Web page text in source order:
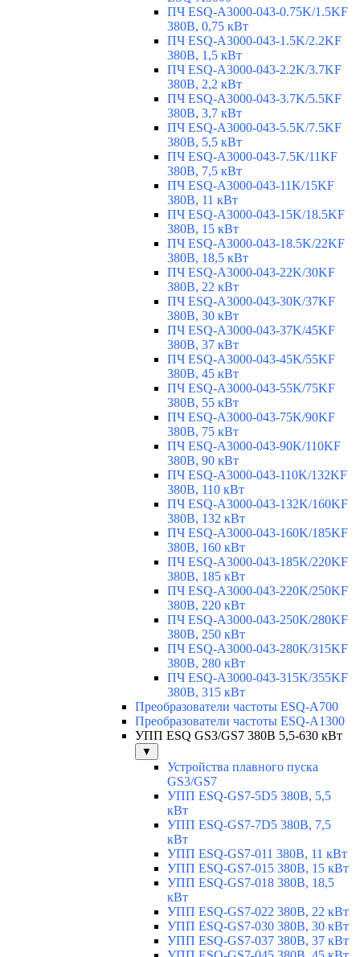
ПЧ ESQ-A3000-043-0.75K/1.5KF
380В, 0,75 кВт
ПЧ ESQ-A3000-043-1.5K/2.2KF
380В, 1,5 кВт
ПЧ ESQ-A3000-043-2.2K/3.7KF
380В, 2,2 кВт
ПЧ ESQ-A3000-043-3.7K/5.5KF
380В, 3,7 кВт
ПЧ ESQ-A3000-043-5.5K/7.5KF
380В, 5,5 кВт
ПЧ ESQ-A3000-043-7.5K/11KF
380В, 7,5 кВт
ПЧ ESQ-A3000-043-11K/15KF
380В, 11 кВт
ПЧ ESQ-A3000-043-15K/18.5KF
380В, 15 кВт
ПЧ ESQ-A3000-043-18.5K/22KF
380В, 18,5 кВт
ПЧ ESQ-A3000-043-22K/30KF
380В, 22 кВт
ПЧ ESQ-A3000-043-30K/37KF
380В, 30 кВт
ПЧ ESQ-A3000-043-37K/45KF
380В, 37 кВт
ПЧ ESQ-A3000-043-45K/55KF
380В, 45 кВт
ПЧ ESQ-A3000-043-55K/75KF
380В, 55 кВт
ПЧ ESQ-A3000-043-75K/90KF
380В, 75 кВт
ПЧ ESQ-A3000-043-90K/110KF
380В, 90 кВт
ПЧ ESQ-A3000-043-110K/132KF
380В, 110 кВт
ПЧ ESQ-A3000-043-132K/160KF
380В, 132 кВт
ПЧ ESQ-A3000-043-160K/185KF
380В, 160 кВт
ПЧ ESQ-A3000-043-185K/220KF
380В, 185 кВт
ПЧ ESQ-A3000-043-220K/250KF
380В, 220 кВт
ПЧ ESQ-A3000-043-250K/280KF
380В, 250 кВт
ПЧ ESQ-A3000-043-280K/315KF
380В, 280 кВт
ПЧ ESQ-A3000-043-315K/355KF
380В, 315 кВт
Преобразователи частоты ESQ-A700
Преобразователи частоты ESQ-A1300
УПП ESQ GS3/GS7 380В 5,5-630 кВт
▼
Устройства плавного пуска
GS3/GS7
УПП ESQ-GS7-5D5 380В, 5,5
кВт
УПП ESQ-GS7-7D5 380В, 7,5
кВт
УПП ESQ-GS7-011 380В, 11 кВт
УПП ESQ-GS7-015 380В, 15 кВт
УПП ESQ-GS7-018 380В, 18,5
кВт
УПП ESQ-GS7-022 380В, 22 кВт
УПП ESQ-GS7-030 380В, 30 кВт
УПП ESQ-GS7-037 380В, 37 кВт